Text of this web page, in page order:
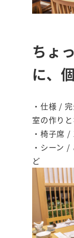
ちょ
に、
・仕様 /
室の作りと
・椅子席
・シーン
ど